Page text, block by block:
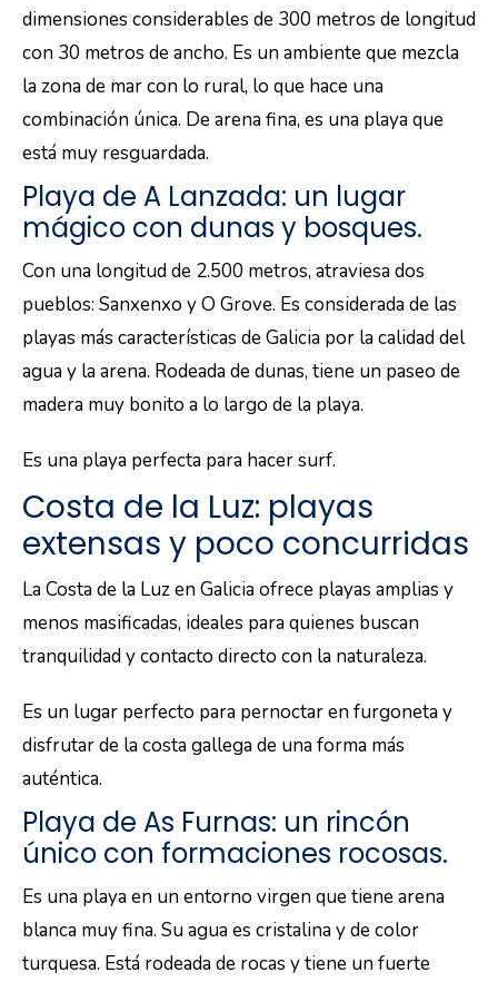
dimensiones considerables de 300 metros de longitud
con 30 metros de ancho. Es un ambiente que mezcla
la zona de mar con lo rural, lo que hace una
combinación única. De arena fina, es una playa que
está muy resguardada.
Playa de A Lanzada: un lugar
mágico con dunas y bosques.
Con una longitud de 2.500 metros, atraviesa dos
pueblos: Sanxenxo y O Grove. Es considerada de las
playas más características de Galicia por la calidad del
agua y la arena. Rodeada de dunas, tiene un paseo de
madera muy bonito a lo largo de la playa.
Es una playa perfecta para hacer surf.
Costa de la Luz: playas
extensas y poco concurridas
La Costa de la Luz en Galicia ofrece playas amplias y
menos masificadas, ideales para quienes buscan
tranquilidad y contacto directo con la naturaleza.
Es un lugar perfecto para pernoctar en furgoneta y
disfrutar de la costa gallega de una forma más
auténtica.
Playa de As Furnas: un rincón
único con formaciones rocosas.
Es una playa en un entorno virgen que tiene arena
blanca muy fina. Su agua es cristalina y de color
turquesa. Está rodeada de rocas y tiene un fuerte